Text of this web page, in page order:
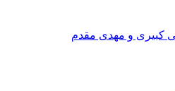
کبیری و مهدى مقدم